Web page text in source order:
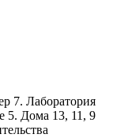
7. Лаборатория
5. Дома 13, 11, 9